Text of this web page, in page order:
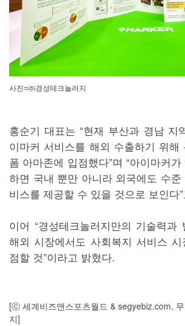
사진=㈜경성테크놀러지
홍순기 대표는 “현재 부산과 경남 지
이마커 서비스를 해외 수출하기 위해
폼 아마존에 입점했다”며 “아이마커
하면 국내 뿐만 아니라 외국에도 수준
비스를 제공할 수 있을 것으로 보인다
이어 “경성테크놀러지만의 기술력과
해외 시장에서도 사회복지 서비스
점할 것”이라고 밝혔다.
[ⓒ 세계비즈앤스포츠월드 & segyebiz.com,
지]